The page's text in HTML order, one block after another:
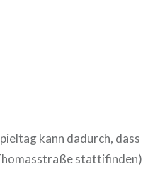
kann dadurch,
stattifinden)